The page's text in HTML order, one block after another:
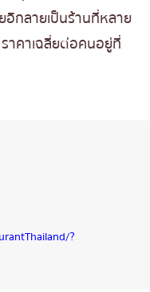
อิกลายเป็นร้านที่หลาย
าคาเฉลี่ยต่อคนอยู่ที่
?